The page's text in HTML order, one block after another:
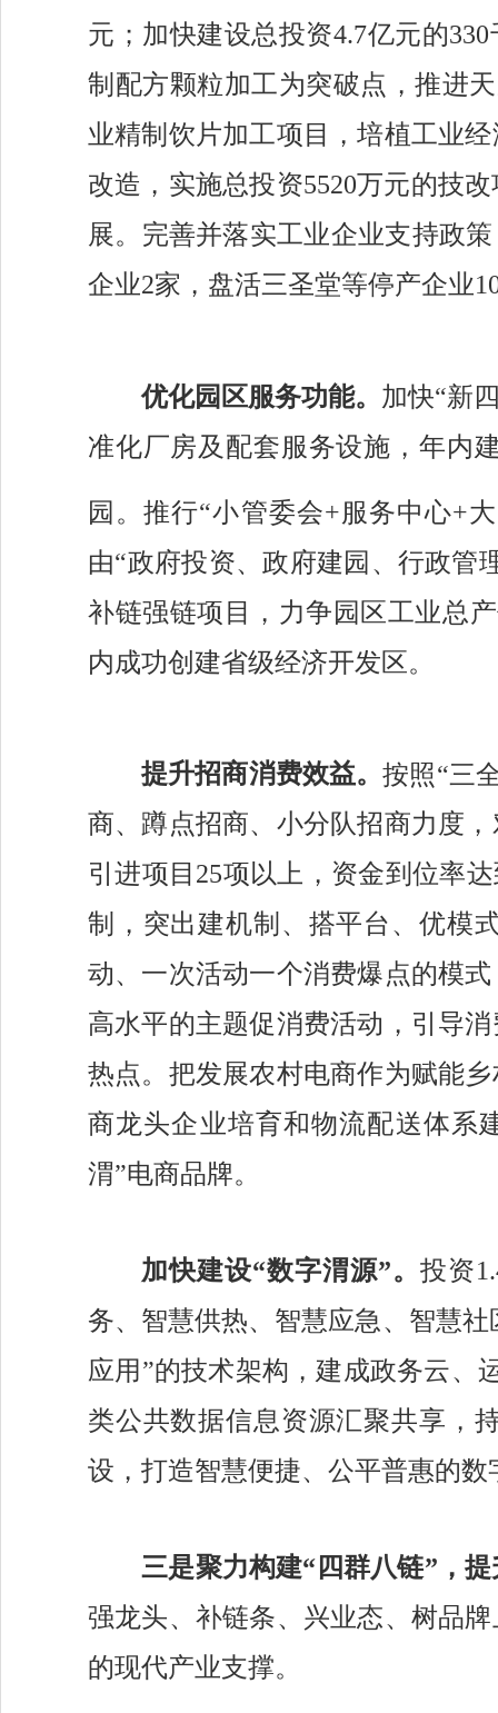
元； 加快建设总投资4.7亿元的
制配方颗粒加工为突破点，推进
业精制饮片加工项目，培植工业
改造， 实施总投资5520万元的技
展。 完善并落实工业企业支持政
企业2家，盘活三圣堂等停产企业
优化园区服务功能。 加快“新
准化厂房及配套服务设施 ， 年内
园。推行“小管委会+服务中心+
由“政府投资、政府建园、行政管
补链强链项目，力争园区工业总
内成功创建省级经济开发区。
提升招商消费效益。按照“三
商、蹲点招商、小分队招商力度
引进项目 25项以上，资金到位率
制，突出建机制、搭平台、优模
动、一次活动一个消费爆点的模
高水平的主题促消费活动，引导
热点。把发展农村电商作为赋能
商龙头企业培育和物流配送体系
渭”电商品牌。
加快建设“数字渭源”。投资
务、智慧供热、智慧应急、智慧
应用”的技术架构，建成政务云、
类公共数据信息资源汇聚共享，
设，打造智慧便捷、公平普惠的数
三是聚力构建“四群八链” ，提
强龙头、补链条、兴业态、树品
的现代产业支撑。